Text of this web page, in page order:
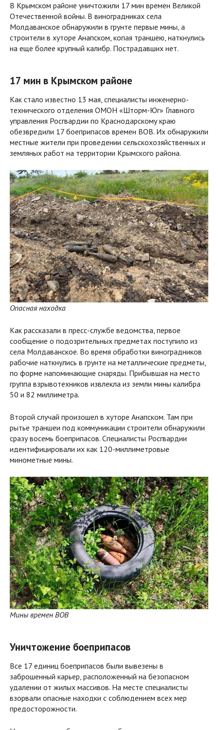
В Крымском районе уничтожили 17 мин времен Великой
Отечественной войны. В виноградниках села
Молдаванское обнаружили в грунте первые мины, а
строители в хуторе Анапском, копая траншею, наткнулись
на еще более крупный калибр. Пострадавших нет.
17 мин в Крымском районе
Как стало известно 13 мая, специалисты инженерно-
технического отделения ОМОН «Шторм-Юг» Главного
управления Росгвардии по Краснодарскому краю
обезвредили 17 боеприпасов времен ВОВ. Их обнаружили
местные жители при проведении сельскохозяйственных и
земляных работ на территории Крымского района.
Опасная находка
Как рассказали в пресс-службе ведомства, первое
сообщение о подозрительных предметах поступило из
села Молдаванское. Во время обработки виноградников
рабочие наткнулись в грунте на металлические предметы,
по форме напоминающие снаряды. Прибывшая на место
группа взрывотехников извлекла из земли мины калибра
50 и 82 миллиметра.
Второй случай произошел в хуторе Анапском. Там при
рытье траншеи под коммуникации строители обнаружили
сразу восемь боеприпасов. Специалисты Росгвардии
идентифицировали их как 120-миллиметровые
минометные мины.
Мины времен ВОВ
Уничтожение боеприпасов
Все 17 единиц боеприпасов были вывезены в
заброшенный карьер, расположенный на безопасном
удалении от жилых массивов. На месте специалисты
взорвали опасные находки с соблюдением всех мер
предосторожности.